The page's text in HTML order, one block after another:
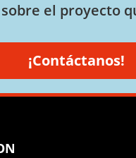
el proyecto
¡Contáctanos!